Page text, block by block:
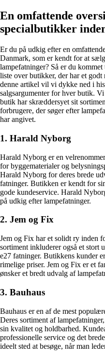
En omfattende
specialbutikker
Er du på udkig efter en
Danmark, som er kendt for at
lampefatninger? Så er du
liste over butikker, der har et
denne artikel vil vi dykke ned i
salgsargumenter for hver butik.
butik har skræddersyet sit
forbrugere, der søger efter
har angivet.
1. Harald Nyborg
Harald Nyborg er en
for byggematerialer og
Harald Nyborg for deres brede
fatninger. Butikken er kendt for
gode kundeservice. Harald
på udkig efter lampefatninger.
2. Jem og Fix
Jem og Fix har et solidt ry inden
sortiment inkluderer også et stort
e27 fatninger. Butikkens kunder
rimelige priser. Jem og Fix er et
ønsker et bredt udvalg af
3. Bauhaus
Bauhaus er en af de mest
Deres sortiment af
sin kvalitet og holdbarhed.
professionelle service og det
ideelt sted at besøge, når man